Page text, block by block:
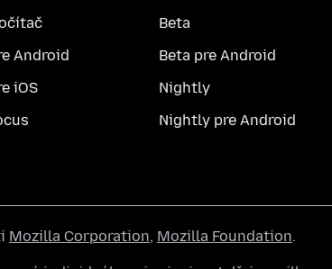
Android
iOS
Beta
Beta pre Android
Nightly
Nightly pre Android
Mozilla Corporation, Mozilla Foundation.